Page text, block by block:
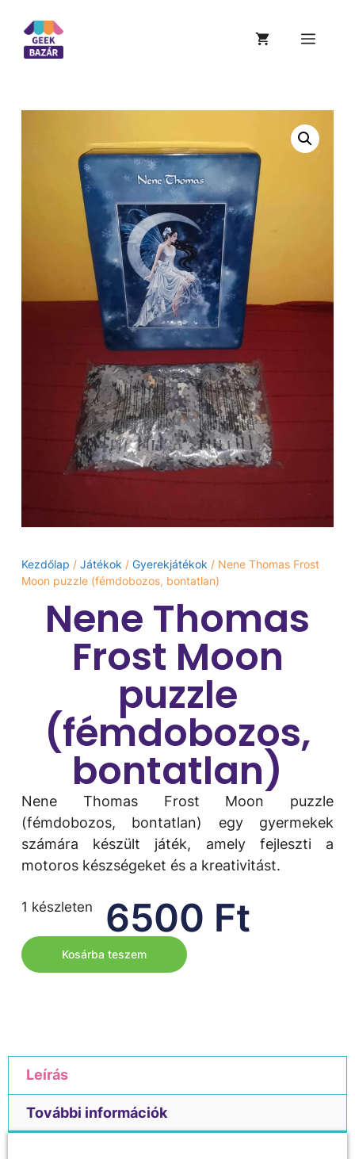
Kezdőlap / Játékok / Gyerekjátékok / Nene Thomas Frost
Moon puzzle (fémdobozos, bontatlan)
Nene Thomas
Frost Moon
puzzle
(fémdobozos,
bontatlan)
Nene Thomas Frost Moon puzzle
(fémdobozos, bontatlan) egy gyermekek
számára készült játék, amely fejleszti a
motoros készségeket és a kreativitást.
6500 Ft
1 készleten
Kosárba teszem
Leírás
További információk